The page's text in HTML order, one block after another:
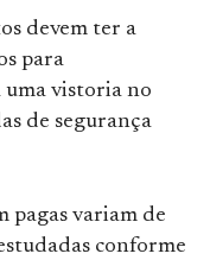
devem ter a
para
vistoria no
de segurança
pagas variam de
conforme